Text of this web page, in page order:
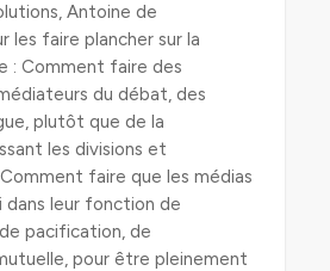
Antoine de
les faire plancher sur la
: Comment faire des
du débat, des
plutôt que de la
les divisions et
faire que les médias
dans leur fonction de
pacification, de
pour être pleinement